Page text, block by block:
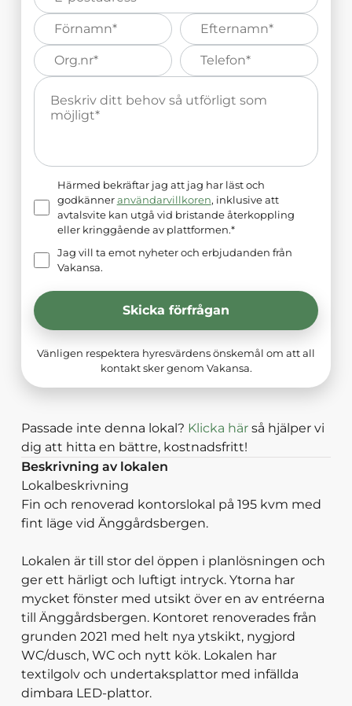
Förnamn*
Efternamn*
Organisations
nummer*
Telefonnummer*
Meddelande*
Härmed bekräftar jag att jag har läst och
godkänner användarvillkoren, inklusive att
avtalsvite kan utgå vid bristande återkoppling
eller kringgående av plattformen.*
Jag vill ta emot nyheter och erbjudanden från
Vakansa.
Skicka förfrågan
Vänligen respektera hyresvärdens önskemål om att all
kontakt sker genom Vakansa.
Passade inte denna lokal? Klicka här så hjälper vi
dig att hitta en bättre, kostnadsfritt!
Beskrivning av lokalen
Lokalbeskrivning
Fin och renoverad kontorslokal på 195 kvm med
fint läge vid Änggårdsbergen.
Lokalen är till stor del öppen i planlösningen och
ger ett härligt och luftigt intryck. Ytorna har
mycket fönster med utsikt över en av entréerna
till Änggårdsbergen. Kontoret renoverades från
grunden 2021 med helt nya ytskikt, nygjord
WC/dusch, WC och nytt kök. Lokalen har
textilgolv och undertaksplattor med infällda
dimbara LED-plattor.